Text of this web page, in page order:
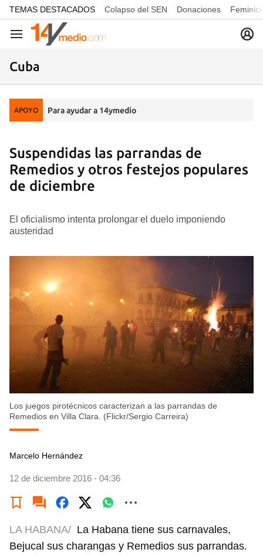
common.go-to-content
TEMAS DESTACADOS Colapso del SEN Donaciones
Navegación
Cuba
APOYO Para ayudar a 14ymedio
Suspendidas las parrandas de
Remedios y otros festejos populares
de diciembre
El oficialismo intenta prolongar el duelo imponiendo
austeridad
Los juegos pirotécnicos caracterizan a las parrandas de
Remedios en Villa Clara. (Flickr/Sergio Carreira)
Marcelo Hernández
12 de diciembre 2016 - 04:36
LA HABANA/ La Habana tiene sus carnavales,
Bejucal sus charangas y Remedios sus parrandas.